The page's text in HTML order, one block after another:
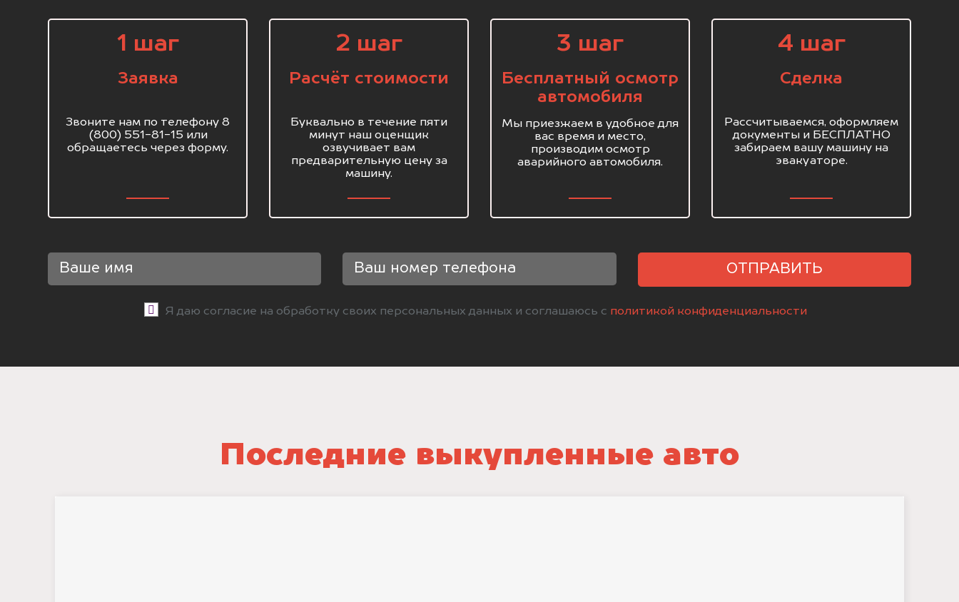
1 шаг
Заявка
Звоните нам по телефону 8
(800) 551-81-15 или
обращаетесь через форму.
2 шаг
Расчёт стоимости
Буквально в течение пяти
минут наш оценщик
озвучивает вам
предварительную цену за
машину.
3 шаг
Бесплатный осмотр
автомобиля
Мы приезжаем в удобное для
вас время и место,
производим осмотр
аварийного автомобиля.
4 шаг
Сделка
Рассчитываемся, оформляем
документы и БЕСПЛАТНО
забираем вашу машину на
эвакуаторе.
ОТПРАВИТЬ
Я даю согласие на обработку своих персональных данных и соглашаюсь с политикой конфиденциальности
Последние выкупленные авто